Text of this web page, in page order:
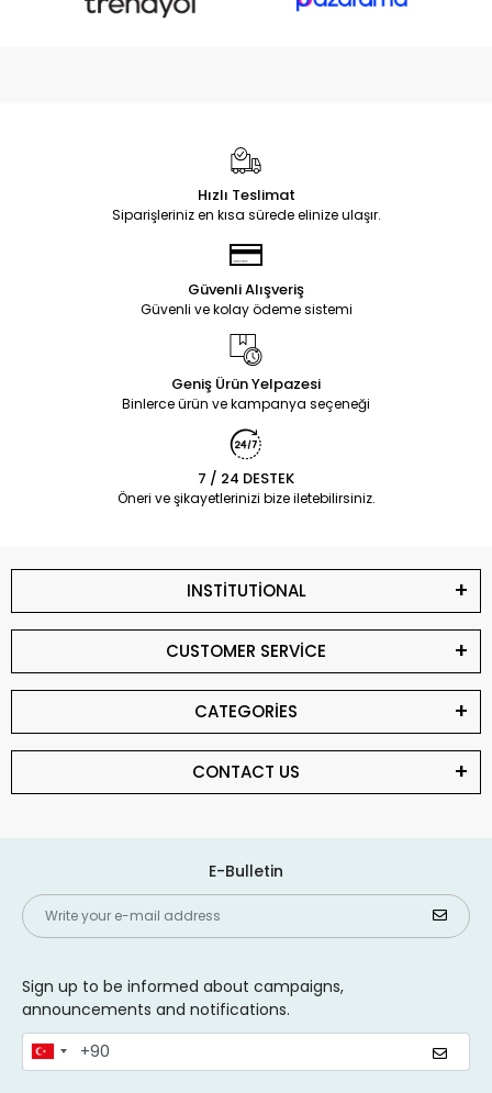
Hızlı Teslimat
Siparişleriniz en kısa sürede elinize ulaşır.
Güvenli Alışveriş
Güvenli ve kolay ödeme sistemi
Geniş Ürün Yelpazesi
Binlerce ürün ve kampanya seçeneği
7 / 24 DESTEK
Öneri ve şikayetlerinizi bize iletebilirsiniz.
INSTİTUTİONAL
CUSTOMER SERVİCE
CATEGORİES
CONTACT US
E-Bulletin
Sign up to be informed about campaigns,
announcements and notifications.